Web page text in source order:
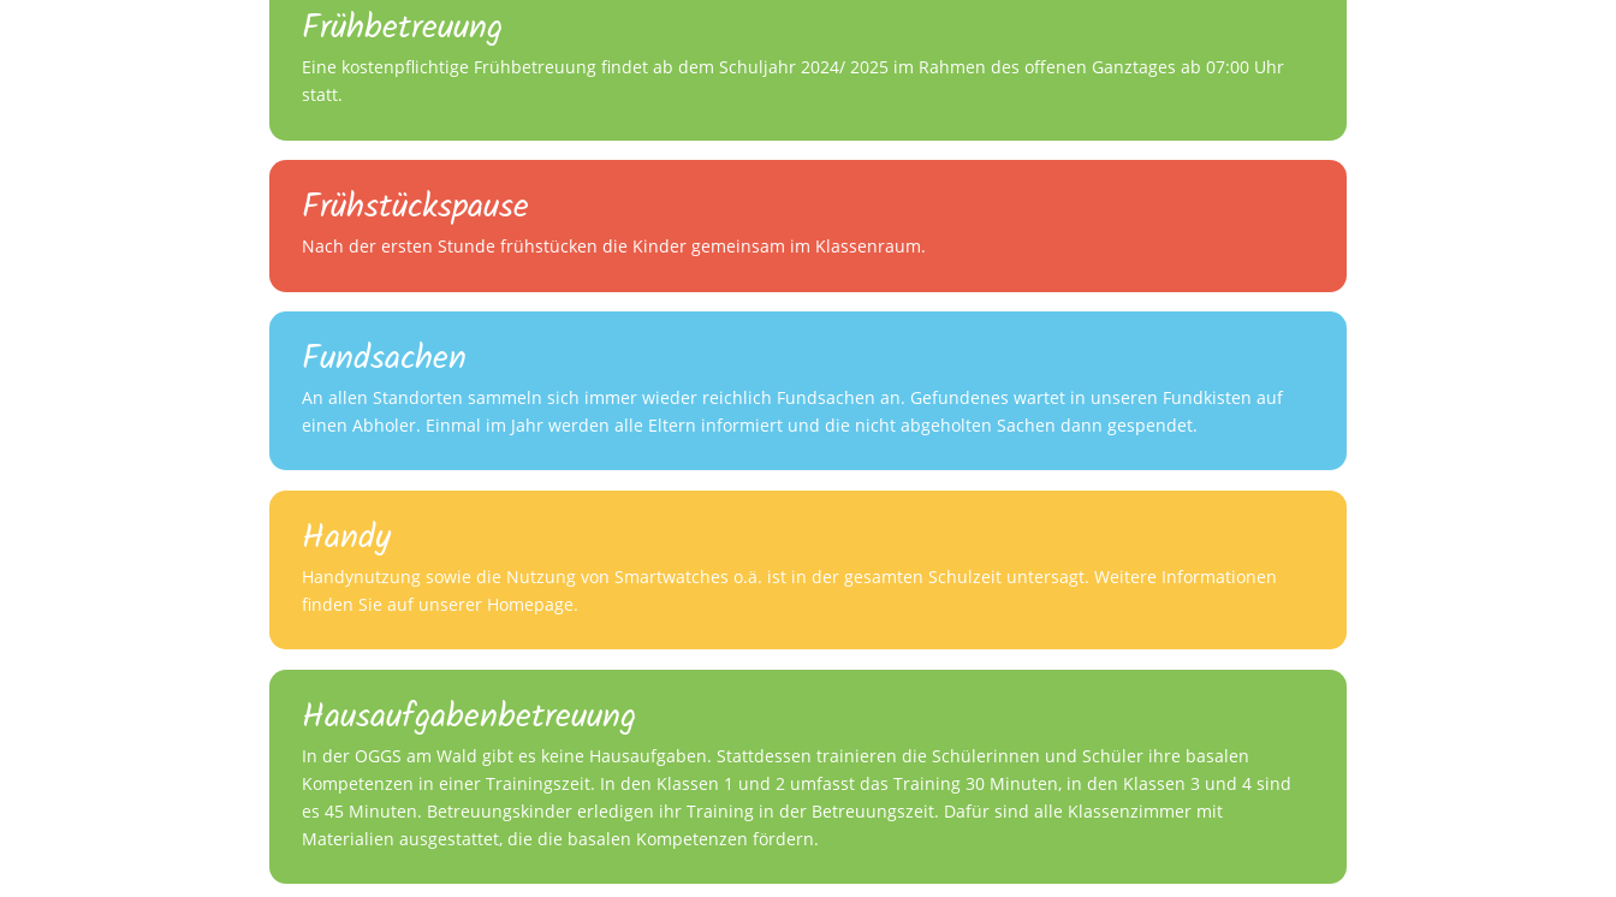
Frühbetreuung
Eine kostenpflichtige Frühbetreuung findet ab dem Schuljahr 2024/ 2025 im Rahmen des offenen Ganztages ab 07:00 Uhr
statt.
Frühstückspause
Nach der ersten Stunde frühstücken die Kinder gemeinsam im Klassenraum.
Fundsachen
An allen Standorten sammeln sich immer wieder reichlich Fundsachen an. Gefundenes wartet in unseren Fundkisten auf
einen Abholer. Einmal im Jahr werden alle Eltern informiert und die nicht abgeholten Sachen dann gespendet.
Handy
Handynutzung sowie die Nutzung von Smartwatches o.ä. ist in der gesamten Schulzeit untersagt. Weitere Informationen
finden Sie auf unserer Homepage.
Hausaufgabenbetreuung
In der OGGS am Wald gibt es keine Hausaufgaben. Stattdessen trainieren die Schülerinnen und Schüler ihre basalen
Kompetenzen in einer Trainingszeit. In den Klassen 1 und 2 umfasst das Training 30 Minuten, in den Klassen 3 und 4 sind
es 45 Minuten. Betreuungskinder erledigen ihr Training in der Betreuungszeit. Dafür sind alle Klassenzimmer mit
Materialien ausgestattet, die die basalen Kompetenzen fördern.